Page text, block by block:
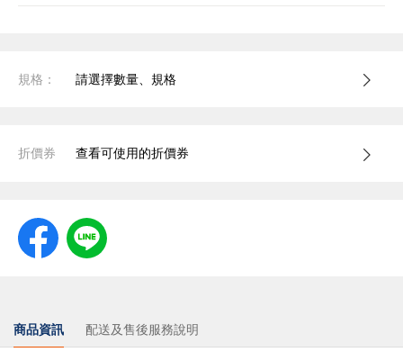
規格： 請選擇數量、規格
折價券 查看可使用的折價券
商品資訊 配送及售後服務說明